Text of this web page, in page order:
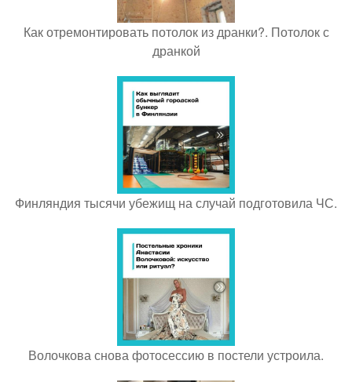
Как отремонтировать потолок из дранки?. Потолок с
дранкой
Финляндия тысячи убежищ на случай подготовила ЧС.
Волочкова снова фотосессию в постели устроила.